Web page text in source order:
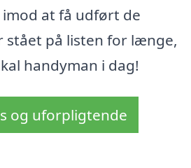
at få udført de
stået på listen for længe,
handyman i dag!
og uforpligtende